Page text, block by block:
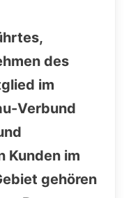
des
im
Verbund
Kunden im
gehören